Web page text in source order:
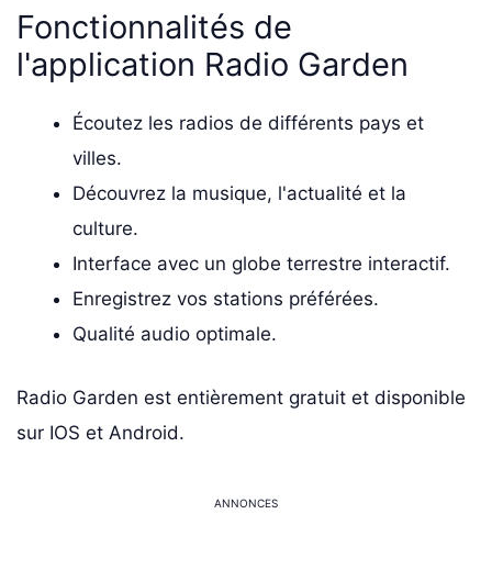
Fonctionnalités de
l'application Radio Garden
Écoutez les radios de différents pays et
villes.
Découvrez la musique, l'actualité et la
culture.
Interface avec un globe terrestre interactif.
Enregistrez vos stations préférées.
Qualité audio optimale.
Radio Garden est entièrement gratuit et disponible
sur IOS et Android.
ANNONCES